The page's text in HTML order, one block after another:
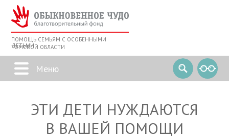
ПОМОЩЬ СЕМЬЯМ С ОСОБЕННЫМИ
ДЕТЬМИ
ТОМСКОЙ ОБЛАСТИ
ЭТИ ДЕТИ НУЖДАЮТСЯ
В ВАШЕЙ ПОМОЩИ